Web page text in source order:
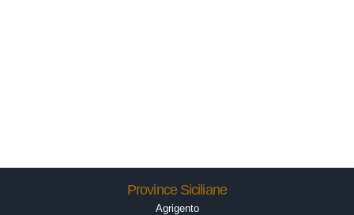
Province Siciliane
Agrigento